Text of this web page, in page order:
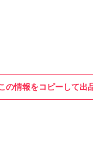
の情報をコピーして出